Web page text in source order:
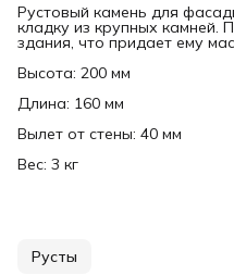
Рустовый камень для
кладку из крупных камней.
здания, что придает ему
Высота: 200 мм
Длина: 160 мм
Вылет от стены: 40 мм
Вес: 3 кг
Русты